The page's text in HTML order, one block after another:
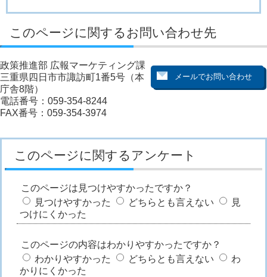
このページに関するお問い合わせ先
政策推進部 広報マーケティング課
三重県四日市市諏訪町1番5号（本
庁舎8階）
電話番号：059-354-8244
FAX番号：059-354-3974
このページに関するアンケート
このページは見つけやすかったですか？
見つけやすかった
どちらとも言えない
見
つけにくかった
このページの内容はわかりやすかったですか？
わかりやすかった
どちらとも言えない
わ
かりにくかった